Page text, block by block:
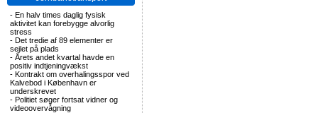
- En halv times daglig fysisk
aktivitet kan forebygge alvorlig
stress
- Det tredie af 89 elementer er
sejlet på plads
- Årets andet kvartal havde en
positiv indtjeningvækst
- Kontrakt om overhalingsspor ved
Kalvebod i København er
underskrevet
- Politiet søger fortsat vidner og
videoovervågning